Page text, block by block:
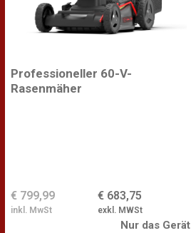
Professioneller 60-V-
Rasenmäher
€ 683,75
exkl. MWSt
€ 799,99
inkl. MwSt
Nur das Gerät